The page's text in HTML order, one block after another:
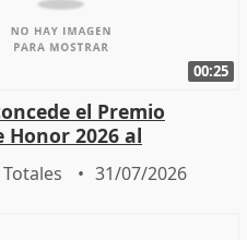
00:25
el Premio
Honor 2026 al
Fortes
31/07/2026